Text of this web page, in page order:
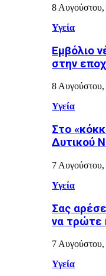
8
Υγεία
Εµβόλιο
στην
8
Υγεία
Στο
Δυτικού
7
Υγεία
Σας
να τρώτε
7
Υγεία